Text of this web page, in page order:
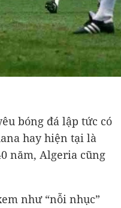
bóng đá lập tức có
hay hiện tại là
năm, Algeria cũng
như “nỗi nhục”